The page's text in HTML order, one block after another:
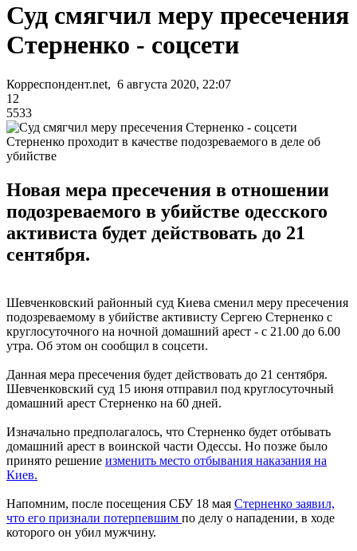
Суд смягчил меру пресечения
Стерненко - соцсети
Корреспондент.net, 6 августа 2020, 22:07
12
5533
Стерненко проходит в качестве подозреваемого в деле об
убийстве
Новая мера пресечения в отношении
подозреваемого в убийстве одесского
активиста будет действовать до 21
сентября.
Шевченковский районный суд Киева сменил меру пресечения
подозреваемому в убийстве активисту Сергею Стерненко с
круглосуточного на ночной домашний арест - с 21.00 до 6.00
утра. Об этом он сообщил в соцсети.
Данная мера пресечения будет действовать до 21 сентября.
Шевченковский суд 15 июня отправил под круглосуточный
домашний арест Стерненко на 60 дней.
Изначально предполагалось, что Стерненко будет отбывать
домашний арест в воинской части Одессы. Но позже было
принято решение изменить место отбывания наказания на
Киев.
Напомним, после посещения СБУ 18 мая Стерненко заявил,
что его признали потерпевшим по делу о нападении, в ходе
которого он убил мужчину.